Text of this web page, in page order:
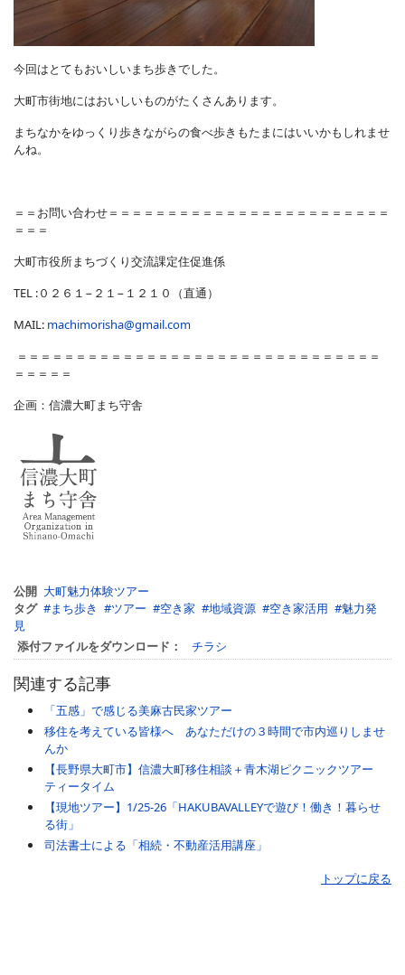
今回はとてもおいしいまち歩きでした。
大町市街地にはおいしいものがたくさんあります。
まちなかをゆっくり歩きながらの食べ歩きもたまにはいいかもしれませ
んね。
＝＝お問い合わせ＝＝＝＝＝＝＝＝＝＝＝＝＝＝＝＝＝＝＝＝＝＝＝＝
＝＝＝
大町市役所まちづくり交流課定住促進係
TEL :０２６１−２１−１２１０（直通）
MAIL: machimorisha@gmail.com
＝＝＝＝＝＝＝＝＝＝＝＝＝＝＝＝＝＝＝＝＝＝＝＝＝＝＝＝＝＝＝
＝＝＝＝＝
企画：信濃大町まち守舎
公開 大町魅力体験ツアー
タグ
まち歩き ツアー 空き家 地域資源 空き家活用
魅力発
見
添付ファイルをダウンロード：
チラシ
関連する記事
「五感」で感じる美麻古民家ツアー
移住を考えている皆様へ あなただけの３時間で市内巡りしませ
んか
【長野県大町市】信濃大町移住相談＋青木湖ピクニックツアー
ティータイム
【現地ツアー】1/25‐26「HAKUBAVALLEYで遊び！働き！暮らせ
る街」
司法書士による「相続・不動産活用講座」
トップに戻る